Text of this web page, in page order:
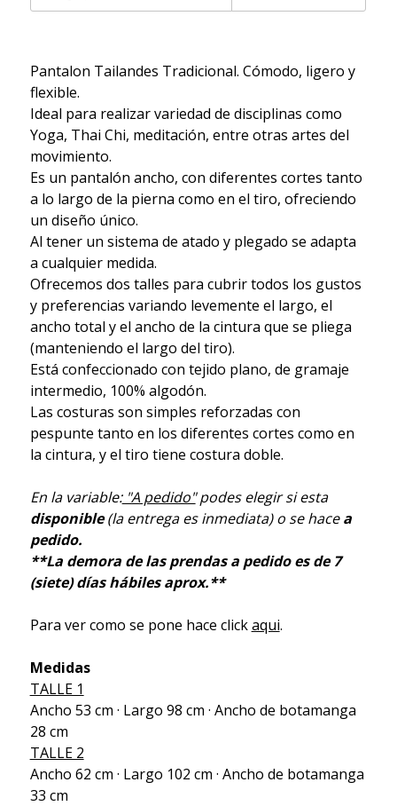
Pantalon Tailandes Tradicional. Cómodo, ligero y
flexible.
Ideal para realizar variedad de disciplinas como
Yoga, Thai Chi, meditación, entre otras artes del
movimiento.
Es un pantalón ancho, con diferentes cortes tanto
a lo largo de la pierna como en el tiro, ofreciendo
un diseño único.
Al tener un sistema de atado y plegado se adapta
a cualquier medida.
Ofrecemos dos talles para cubrir todos los gustos
y preferencias variando levemente el largo, el
ancho total y el ancho de la cintura que se pliega
(manteniendo el largo del tiro).
Está confeccionado con tejido plano, de gramaje
intermedio, 100% algodón.
Las costuras son simples reforzadas con
pespunte tanto en los diferentes cortes como en
la cintura, y el tiro tiene costura doble.
En la variable:"A pedido"podes elegir si esta
disponible(la entrega es inmediata) o se hacea
pedido.
**La demora de las prendas a pedido es de 7
(siete) días hábiles aprox.**
Para ver como se pone hace clickaqui.
Medidas
TALLE 1
Ancho 53 cm · Largo 98 cm · Ancho de botamanga
28 cm
TALLE 2
Ancho 62 cm · Largo 102 cm · Ancho de botamanga
33 cm